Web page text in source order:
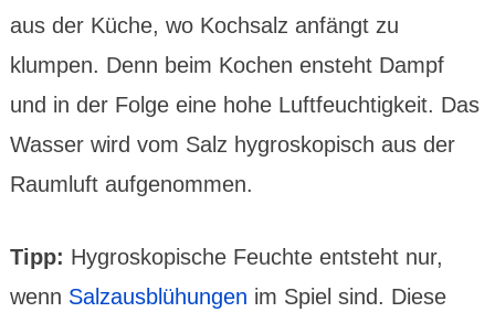
aus der Küche, wo Koch­salz anfängt zu
klumpen. Denn beim Kochen ensteht Dampf
und in der Folge eine hohe Luft­feuch­tig­keit. Das
Wasser wird vom Salz hygros­kopisch aus der
Raumluft aufge­nommen.
Tipp: Hygros­kopische Feuchte entsteht nur,
wenn Salz­aus­blühungen im Spiel sind. Diese